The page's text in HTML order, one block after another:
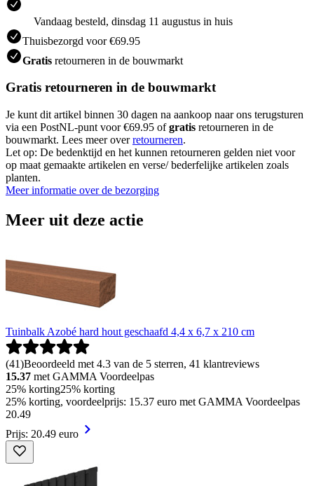
Vandaag besteld, dinsdag 11 augustus in huis
Thuisbezorgd voor €69.95
Gratis retourneren in de bouwmarkt
Gratis retourneren in de bouwmarkt
Je kunt dit artikel binnen 30 dagen na aankoop naar ons terugsturen
via een PostNL-punt voor €69.95 ofgratis retourneren in de
bouwmarkt. Lees meer overretourneren.
Let op: De bedenktijd en het kunnen retourneren gelden niet voor
op maat gemaakte artikelen en verse/ bederfelijke artikelen zoals
planten.
Meer informatie over de bezorging
Meer uit deze actie
Tuinbalk Azobé hard hout geschaafd 4,4 x 6,7 x 210 cm
(41)Beoordeeld met 4.3 van de 5 sterren, 41 klantreviews
15.37 met GAMMA Voordeelpas
25% korting25% korting
25% korting, voordeelprijs: 15.37 euro met GAMMA Voordeelpas
20.49
Prijs: 20.49 euro